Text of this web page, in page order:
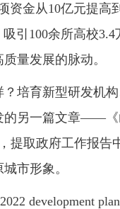
金从10亿元提高
引100余所高校
量发展的脉动。
育新型研发机构
的另一篇文章——
提取政府工作报告
市形象。
development